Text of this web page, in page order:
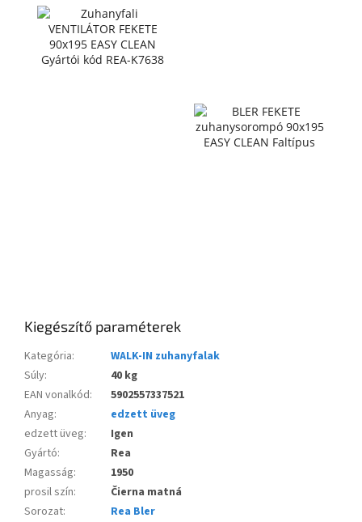
Kiegészítő paraméterek
Kategória:
WALK-IN zuhanyfalak
Súly:
40 kg
EAN vonalkód:
5902557337521
Anyag:
edzett üveg
edzett üveg:
Igen
Gyártó:
Rea
Magasság:
1950
prosil szín:
Čierna matná
Sorozat:
Rea Bler